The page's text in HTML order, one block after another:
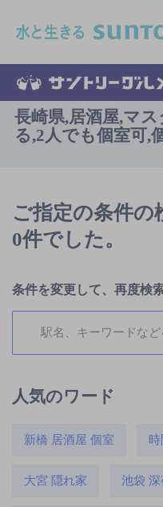
長崎県,居酒屋,マ
る,2人でも個室可,
ご指定の条件の
0件でした。
条件を変更して、再度検
人気のワード
新橋 居酒屋 個室
大宮 隠れ家 池袋 深